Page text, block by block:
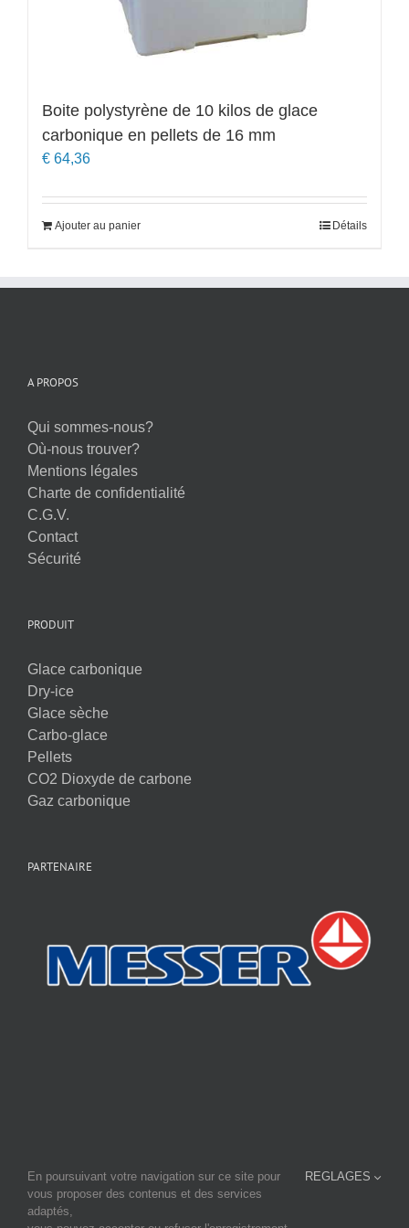
Boite polystyrène de 10 kilos de glace
carbonique en pellets de 16 mm
€ 64,36
Ajouter au panier Détails
A PROPOS
Qui sommes-nous?
Où-nous trouver?
Mentions légales
Charte de confidentialité
C.G.V.
Contact
Sécurité
PRODUIT
Glace carbonique
Dry-ice
Glace sèche
Carbo-glace
Pellets
CO2 Dioxyde de carbone
Gaz carbonique
PARTENAIRE
En savoir plus sur notre site principal: www.fourage-cti.fr
et consulter notre site sur la micro-brasseriewww.micro-brasserie.fr
FOURAGE-CTI - Tournebride - BP37 - F-44690 LA HAYE FOUASSIÈRE
En poursuivant votre navigation sur ce site pour
vous proposer des contenus et des services
adaptés,
REGLAGES